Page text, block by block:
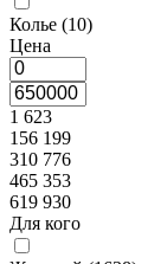
Колье (10)
Цена
1 623
156 199
310 776
465 353
619 930
Для кого